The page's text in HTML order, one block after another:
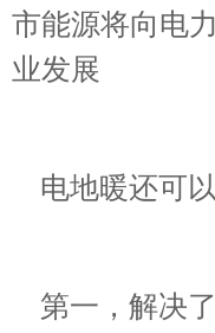
市能源将向电
业发展
电地暖还可
第一，解决